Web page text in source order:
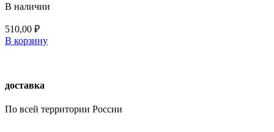
В наличии
510,00 ₽
В корзину
доставка
По всей территории России